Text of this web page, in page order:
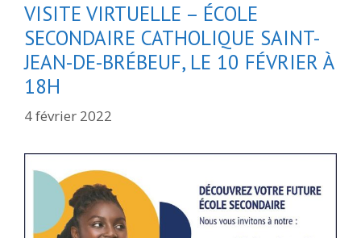
VISITE VIRTUELLE – ÉCOLE
SECONDAIRE CATHOLIQUE SAINT-
JEAN-DE-BRÉBEUF, LE 10 FÉVRIER À
18H
4 février 2022